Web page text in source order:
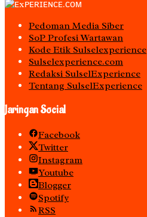
Pedoman Media Siber
S0P Profesi Wartawan
Kode Etik Sulselexperience
Sulselexperience.com
Redaksi SulselExperience
Tentang SulselExperience
Jaringan Social
Facebook
Twitter
Instagram
Youtube
Blogger
Spotify
RSS